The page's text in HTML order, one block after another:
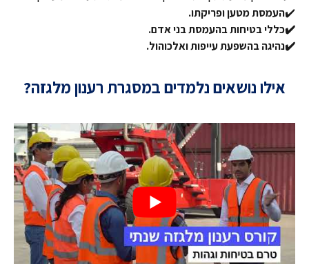
✔️העמסת מטען ופריקתו.
✔️כללי בטיחות בהעמסת בני אדם.
✔️נהיגה בהשפעת עייפות ואלכוהול.
אילו נושאים נלמדים במסגרת רענון מלגזה?